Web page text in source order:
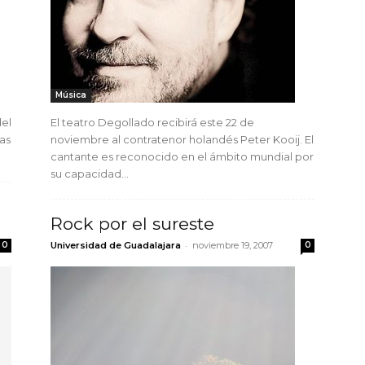
Música
El teatro Degollado recibirá este 22 de
noviembre al contratenor holandés Peter Kooij. El
cantante es reconocido en el ámbito mundial por
su capacidad...
0
Rock por el sureste
Universidad de Guadalajara - noviembre 19, 2007 0